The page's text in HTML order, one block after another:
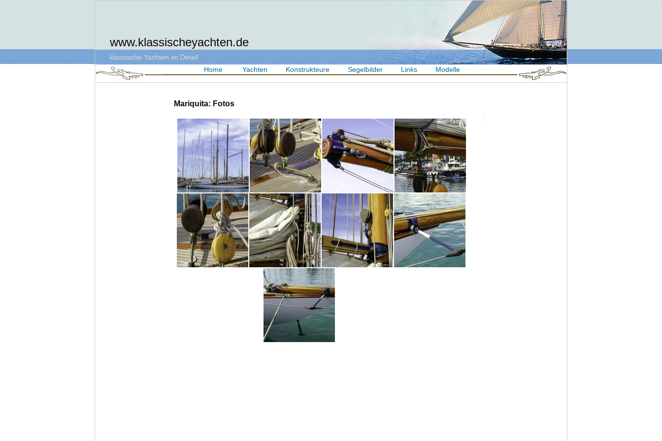
www.klassischeyachten.de
klassische Yachten im Detail
Home
Yachten Konstrukteure Segelbilder Links Modelle
Mariquita: Fotos